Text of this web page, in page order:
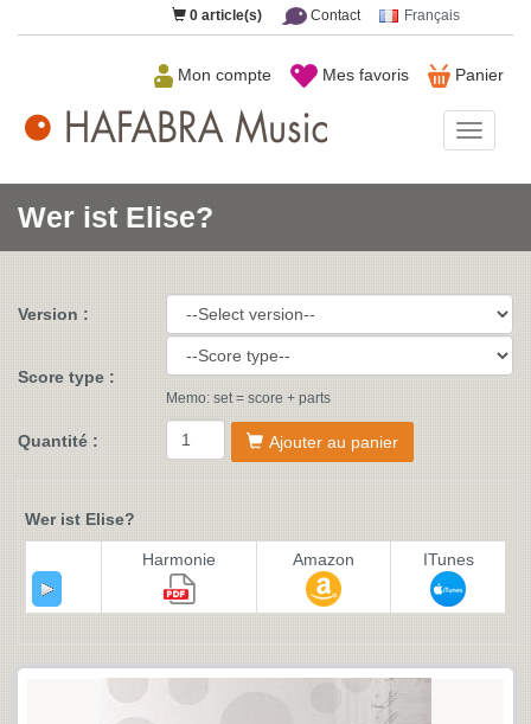
0 article(s) Contact Français
Panier
Mes favoris
Mon compte
Music
Wer ist Elise?
Version :
Score type :
Memo: set = score + parts
Quantité : Ajouter au panier
Wer ist Elise?
Harmonie Amazon ITunes